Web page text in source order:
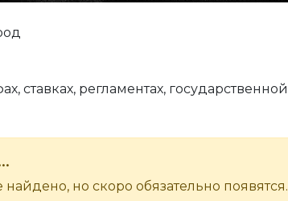
ставках, регламентах, государственной
но скоро обязательно появятся.